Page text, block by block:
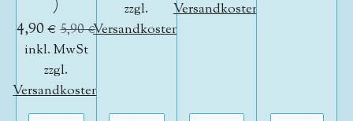
4,90 € 5,90 €
inkl. MwSt
zzgl.
Versandkosten
zzgl.
Versandkosten
Versandkosten